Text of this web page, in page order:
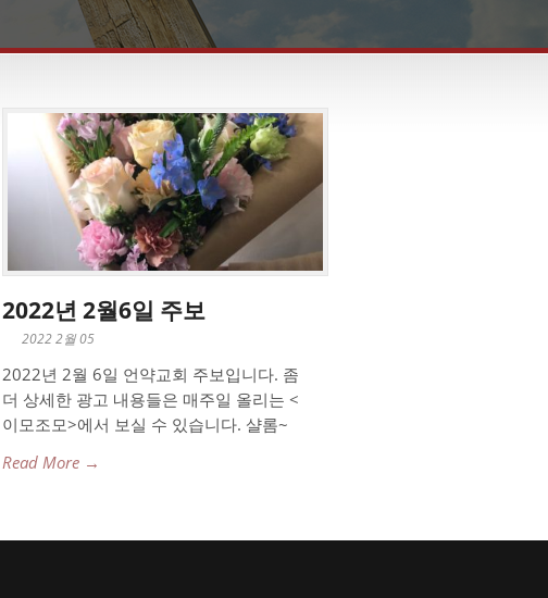
2022년 2월6일 주보
2022 2월 05
2022년 2월 6일 언약교회 주보입니다. 좀
더 상세한 광고 내용들은 매주일 올리는 <
이모조모>에서 보실 수 있습니다. 샬롬~
Read More →